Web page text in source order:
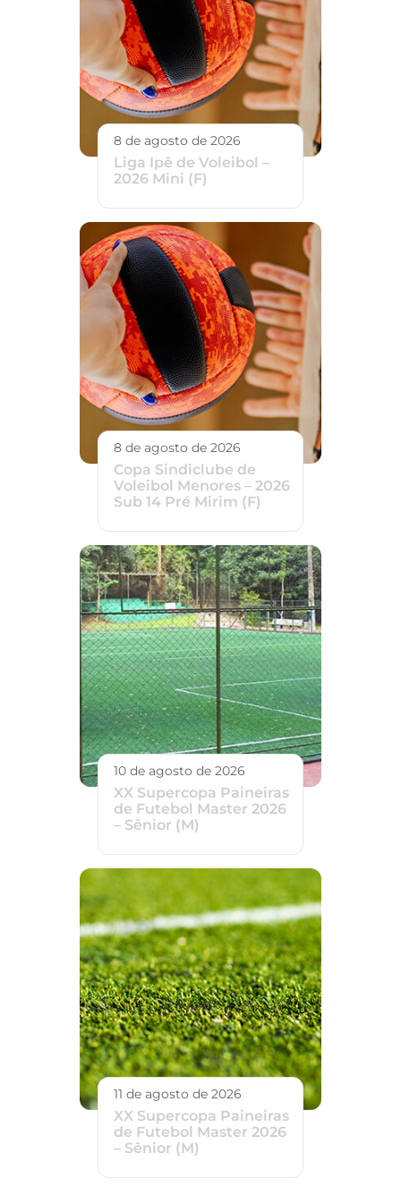
8 de agosto de 2026
Liga Ipê de Voleibol –
2026 Mini (F)
8 de agosto de 2026
Copa Sindiclube de
Voleibol Menores – 2026
Sub 14 Pré Mirim (F)
10 de agosto de 2026
XX Supercopa Paineiras
de Futebol Master 2026
– Sênior (M)
11 de agosto de 2026
XX Supercopa Paineiras
de Futebol Master 2026
– Sênior (M)